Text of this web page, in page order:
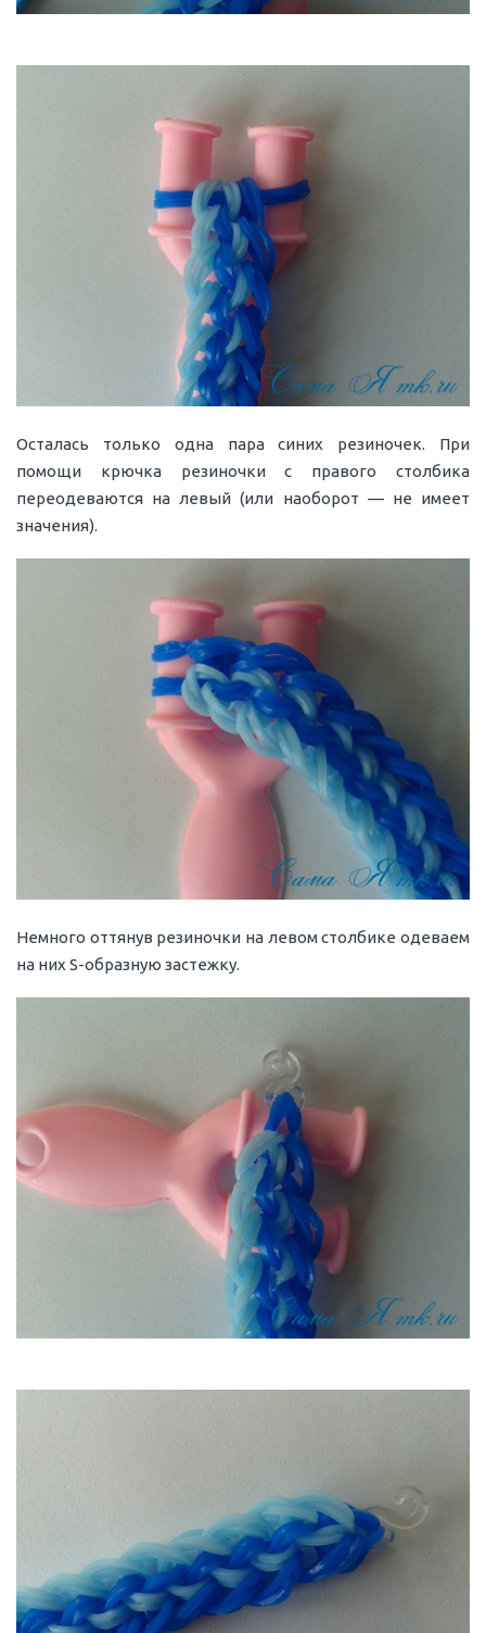
Осталась только одна пара синих резиночек. При
помощи крючка резиночки с правого столбика
переодеваются на левый (или наоборот — не имеет
значения).
Немного оттянув резиночки на левом столбике одеваем
на них S-образную застежку.